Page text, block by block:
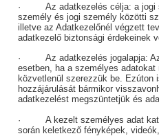
·Az adatkezelés célja: a jogi
személy és jogi személy közötti
illetve az Adatkezelőnél végzett
adatkezelő biztonsági érdekeinek
·Az adatkezelés jogalapja:
esetben, ha a személyes adatokat
közvetlenül szerezzük be. Ezúton
hozzájárulását bármikor
adatkezelést megszüntetjük és
·A kezelt személyes adat
során keletkező fényképek,